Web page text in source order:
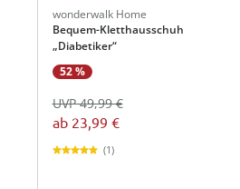
wonderwalk Home
Bequem-Kletthausschuh
„Diabetiker“
52 %
ab 23,99 €
UVP 49,99 €
(1)